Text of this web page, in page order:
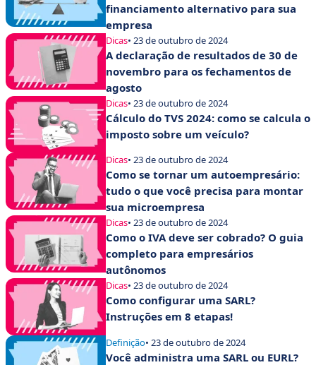
financiamento alternativo para sua
empresa
Dicas• 23 de outubro de 2024
A declaração de resultados de 30 de
novembro para os fechamentos de
agosto
Dicas• 23 de outubro de 2024
Cálculo do TVS 2024: como se calcula o
imposto sobre um veículo?
Dicas• 23 de outubro de 2024
Como se tornar um autoempresário:
tudo o que você precisa para montar
sua microempresa
Dicas• 23 de outubro de 2024
Como o IVA deve ser cobrado? O guia
completo para empresários
autônomos
Dicas• 23 de outubro de 2024
Como configurar uma SARL?
Instruções em 8 etapas!
Definição• 23 de outubro de 2024
Você administra uma SARL ou EURL?